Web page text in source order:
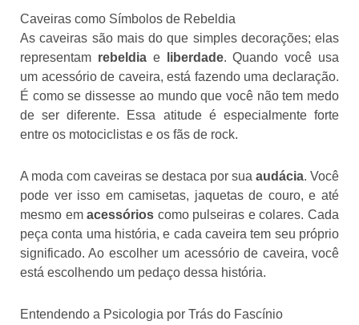
Caveiras como Símbolos de Rebeldia
As caveiras são mais do que simples decorações; elas
representam rebeldiae liberdade. Quando você usa
um acessório de caveira, está fazendo uma declaração.
É como se dissesse ao mundo que você não tem medo
de ser diferente. Essa atitude é especialmente forte
entre os motociclistas e os fãs de rock.
A moda com caveiras se destaca por sua audácia. Você
pode ver isso em camisetas, jaquetas de couro, e até
mesmo emacessórios como pulseiras e colares. Cada
peça conta uma história, e cada caveira tem seu próprio
significado. Ao escolher um acessório de caveira, você
está escolhendo um pedaço dessa história.
Entendendo a Psicologia por Trás do Fascínio